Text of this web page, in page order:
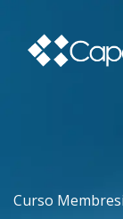
Curso